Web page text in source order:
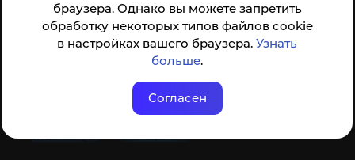
браузера. Однако вы можете запретить
обработку некоторых типов файлов cookie
в настройках вашего браузера.Узнать
больше.
Согласен
Анкета доступна по QR-коду, а так же по прямой
ссылке
© ФГБОУ ВО ЮГУ 2001–2026